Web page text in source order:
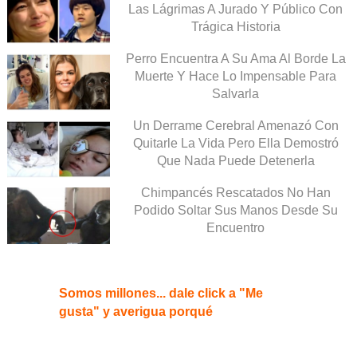
Las Lágrimas A Jurado Y Público Con
Trágica Historia
Perro Encuentra A Su Ama Al Borde La
Muerte Y Hace Lo Impensable Para
Salvarla
Un Derrame Cerebral Amenazó Con
Quitarle La Vida Pero Ella Demostró
Que Nada Puede Detenerla
Chimpancés Rescatados No Han
Podido Soltar Sus Manos Desde Su
Encuentro
Somos millones... dale click a "Me
gusta" y averigua porqué